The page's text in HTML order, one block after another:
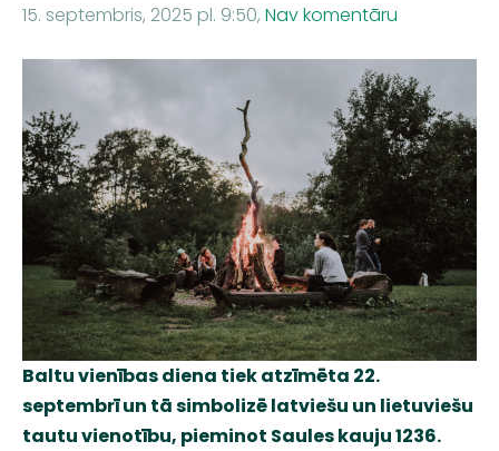
15. septembris, 2025 pl. 9:50, Nav komentāru
Baltu vienības diena tiek atzīmēta 22.
septembrī un tā simbolizē latviešu un lietuviešu
tautu vienotību, pieminot Saules kauju 1236.